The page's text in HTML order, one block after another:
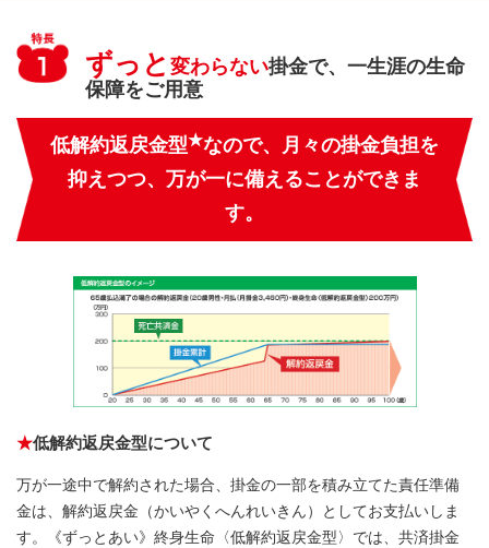
ずっと変わらない掛金で、一生涯の生命
保障をご用意
低解約返戻金型★なので、月々の掛金負担を
抑えつつ、万が一に備えることができま
す。
★低解約返戻金型について
万が一途中で解約された場合、掛金の一部を積み立てた責任準備
金は、解約返戻金（かいやくへんれいきん）としてお支払いしま
す。《ずっとあい》終身生命〈低解約返戻金型〉では、共済掛金